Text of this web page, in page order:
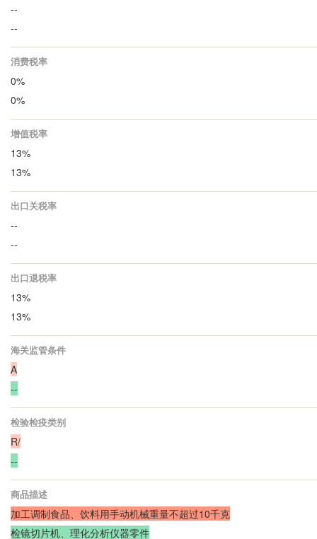
--
--
消费税率
0%
0%
增值税率
13%
13%
出口关税率
--
--
出口退税率
13%
13%
海关监管条件
A
--
检验检疫类别
R/
--
商品描述
加工调制食品、饮料用手动机械重量不超过10千克
检镜切片机、理化分析仪器零件